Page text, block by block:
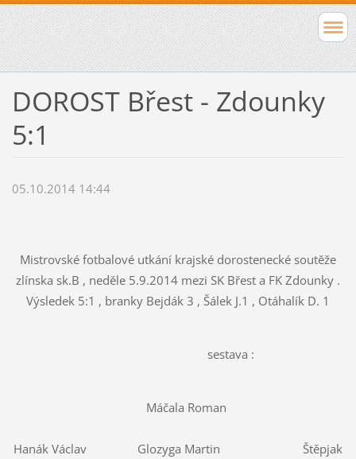
DOROST Břest - Zdounky
5:1
05.10.2014 14:44
Mistrovské fotbalové utkání krajské dorostenecké soutěže
zlínska sk.B , neděle 5.9.2014 mezi SK Břest a FK Zdounky .
Výsledek 5:1 , branky Bejdák 3 , Šálek J.1 , Otáhalík D. 1
sestava :
Máčala Roman
Hanák Václav Glozyga Martin Štěpjak